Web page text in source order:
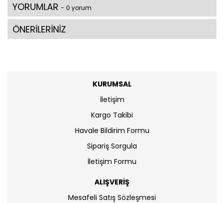
YORUMLAR - 0 yorum
ÖNERİLERİNİZ
KURUMSAL
İletişim
Kargo Takibi
Havale Bildirim Formu
Sipariş Sorgula
İletişim Formu
ALIŞVERİŞ
Mesafeli Satış Sözleşmesi